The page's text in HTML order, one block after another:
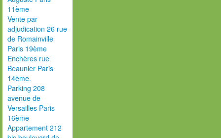
11ème
Vente par
adjudication 26 rue
de Romainville
Paris 19ème
Enchères rue
Beaunier Paris
14ème.
Parking 208
avenue de
Versailles Paris
16ème
Appartement 212